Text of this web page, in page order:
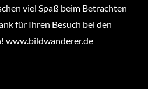
viel Spaß beim Betrachten
für Ihren Besuch bei den
www.bildwanderer.de